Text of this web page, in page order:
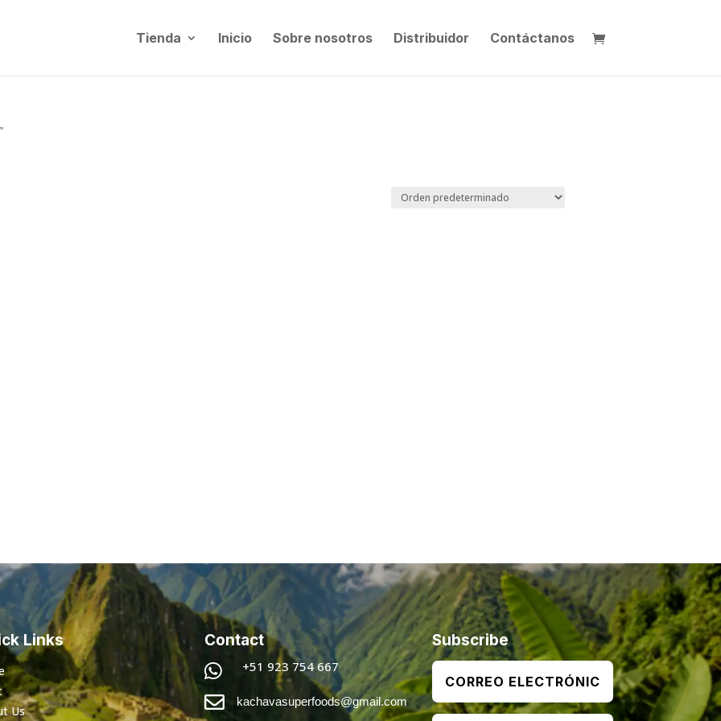
Tienda Inicio Sobre nosotros Distribuidor Contáctanos
Links
Us
Contact
 +51 923 754 667
 kachavasuperfoods@gmail.com
Subscribe